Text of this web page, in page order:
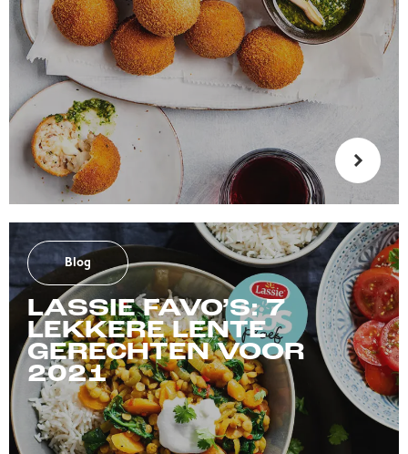
Blog
LASSIE FAVO’S: 7
LEKKERE LENTE
GERECHTEN VOOR
2021